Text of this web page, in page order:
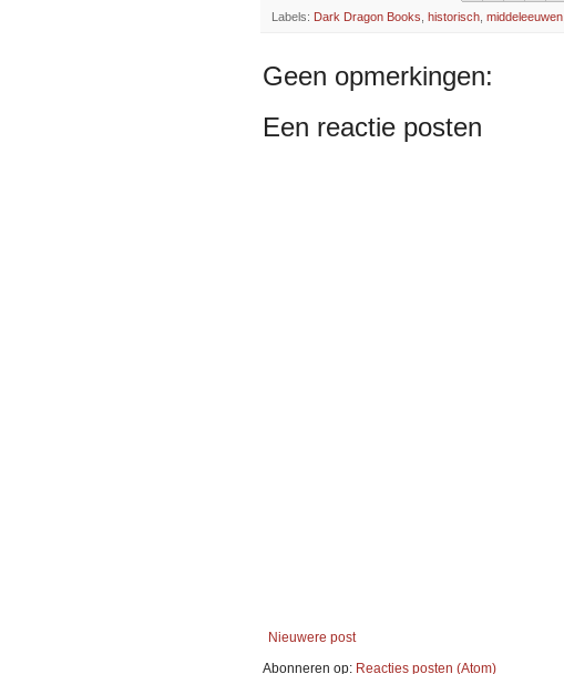
Labels: Dark Dragon Books historisch middeleeuwen
Geen opmerkingen:
Een reactie posten
Nieuwere post
Abonneren op: Reacties posten (Atom)